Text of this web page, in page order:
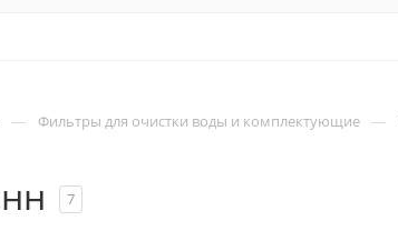
— Фильтры для очистки воды и комплектующие —
7